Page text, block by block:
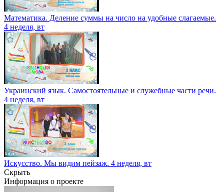
Математика. Деление суммы на число на удобные слагаемые.
4 неделя, вт
Украинский язык. Самостоятельные и служебные части речи.
4 неделя, вт
Искусство. Мы видим пейзаж. 4 неделя, вт
Скрыть
Информация о проекте